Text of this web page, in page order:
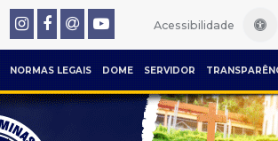
Acessibilidade
NORMAS LEGAIS DOME SERVIDOR